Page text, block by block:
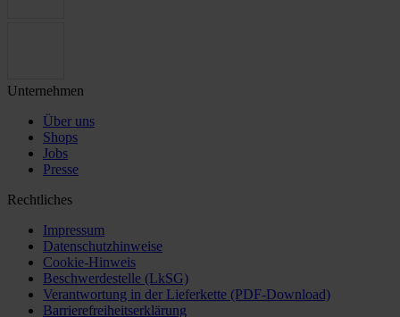
Unternehmen
Über uns
Shops
Jobs
Presse
Rechtliches
Impressum
Datenschutzhinweise
Cookie-Hinweis
Beschwerdestelle (LkSG)
Verantwortung in der Lieferkette (PDF-Download)
Barrierefreiheitserklärung